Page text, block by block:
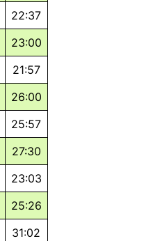
22:37
23:00
21:57
26:00
25:57
27:30
23:03
25:26
31:02